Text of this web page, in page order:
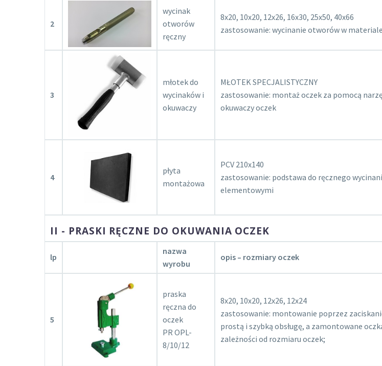
2
wycinak
otworów
ręczny
8x20, 10x20, 12x26, 16x30, 25x50, 40x66
zastosowanie: wycinanie otworów w
3
młotek do
wycinaków i
okuwaczy
MŁOTEK SPECJALISTYCZNY
zastosowanie: montaż oczek za pomocą
okuwaczy oczek
4
płyta
montażowa
PCV 210x140
zastosowanie: podstawa do ręcznego
elementowymi
II - PRASKI RĘCZNE DO OKUWANIA OCZEK
lp
nazwa
wyrobu
opis – rozmiary oczek
5
praska
ręczna do
oczek
PR OPL-
8/10/12
8x20, 10x20, 12x26, 12x24
zastosowanie: montowanie poprzez
prostą i szybką obsługę, a zamontowane
zależności od rozmiaru oczek;